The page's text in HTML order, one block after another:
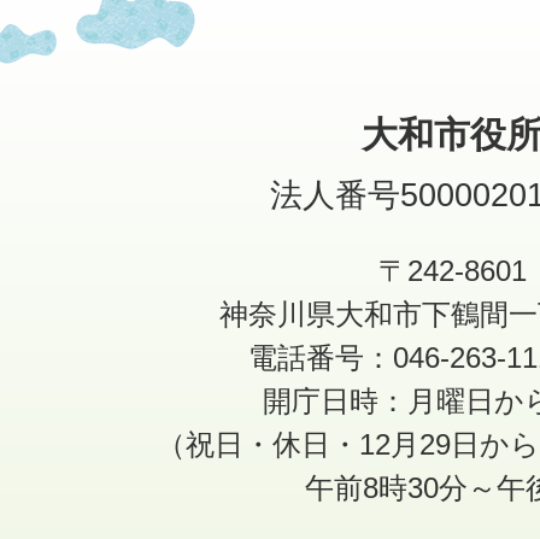
大和市役
法人番号
〒242-8601
神奈川県大和市下鶴間
電話番号：046-263-
開庁日時：月曜日か
（祝日・休日・12月29日か
午前8時30分～午